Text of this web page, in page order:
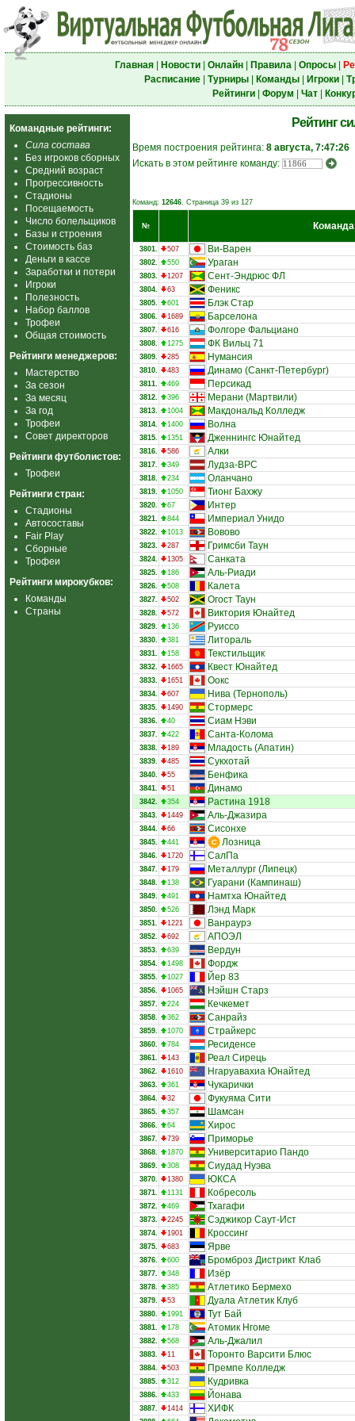
Главная| Новости| Онлайн| Правила| Опросы|
Расписание| Турниры| Команды| Игроки|
Рейтинги| Форум Чат|
Командные рейтинги:
Сила состава
Без игроков сборных
Средний возраст
Прогрессивность
Стадионы
Посещаемость
Число болельщиков
Базы и строения
Стоимость баз
Деньги в кассе
Заработки и потери
Игроки
Полезность
Набор баллов
Трофеи
Общая стоимость
Рейтинги менеджеров:
Мастерство
За сезон
За месяц
За год
Трофеи
Совет директоров
Рейтинги футболистов:
Трофеи
Рейтинги стран:
Стадионы
Автосоставы
Fair Play
Сборные
Трофеи
Рейтинги мирокубков:
Команды
Страны
Рейтинг
Время построения рейтинга: 8 августа, 7:47:26
Искать в этом рейтинге команду:
Команд: 12646. Страница 39 из 127
№ Команда
3801. 507 Ви-Варен
3802. 550 Ураган
3803. 1207 Сент-Эндрюс ФЛ
3804. 63 Феникс
3805. 601 Блэк Стар
3806. 1689 Барселона
3807. 616 Фолгоре Фальциано
3808. 1275 ФК Вильц 71
3809. 285 Нумансия
3810. 483 Динамо (Санкт-Петербург)
3811. 469 Персикад
3812. 396 Мерани (Мартвили)
3813. 1004 Макдональд Колледж
3814. 1400 Волна
3815. 1351 Дженнингс Юнайтед
3816. 586 Алки
3817. 349 Лудза-ВРС
3818. 234 Оланчано
3819. 1050 Тионг Бахжу
3820. 67 Интер
3821. 844 Империал Унидо
3822. 1013 Вовово
3823. 287 Гримсби Таун
3824. 1305 Санката
3825. 186 Аль-Риади
3826. 508 Калета
3827. 502 Огост Таун
3828. 572 Виктория Юнайтед
3829. 136 Руиссо
3830. 381 Литораль
3831. 158 Текстильщик
3832. 1665 Квест Юнайтед
3833. 1651 Оокс
3834. 607 Нива (Тернополь)
3835. 1490 Стормерс
3836. 40 Сиам Нэви
3837. 422 Санта-Колома
3838. 189 Младость (Апатин)
3839. 485 Сукхотай
3840. 55 Бенфика
3841. 51 Динамо
3842. 354 Растина 1918
3843. 1449 Аль-Джазира
3844. 66 Сисонхе
3845. 441 Лозница
3846. 1720 СалПа
3847. 179 Металлург (Липецк)
3848. 138 Гуарани (Кампинаш)
3849. 491 Намтха Юнайтед
3850. 526 Лэнд Марк
3851. 1221 Ванраурэ
3852. 692 АПОЭЛ
3853. 639 Вердун
3854. 1498 Фордж
3855. 1027 Йер 83
3856. 1065 Нэйшн Старз
3857. 224 Кечкемет
3858. 362 Санрайз
3859. 1070 Страйкерс
3860. 784 Ресиденсе
3861. 143 Реал Сирець
3862. 1610 Нгаруавахиа Юнайтед
3863. 361 Чукарички
3864. 32 Фукуяма Сити
3865. 357 Шамсан
3866. 64 Хирос
3867. 739 Приморье
3868. 1870 Университарио Пандо
3869. 308 Сиудад Нуэва
3870. 1380 ЮКСА
3871. 1131 Кобресоль
3872. 469 Тхагафи
3873. 2245 Сэджикор Саут-Ист
3874. 1901 Кроссинг
3875. 683 Ярве
3876. 600 Бромброз Дистрикт Клаб
3877. 348 Изёр
3878. 385 Атлетико Бермехо
3879. 53 Дуала Атлетик Клуб
3880. 1991 Тут Бай
3881. 178 Атомик Нгоме
3882. 568 Аль-Джалил
3883. 11 Торонто Варсити Блюс
3884. 503 Премпе Колледж
3885. 312 Кудривка
3886. 433 Йонава
3887. 1414 ХИФК